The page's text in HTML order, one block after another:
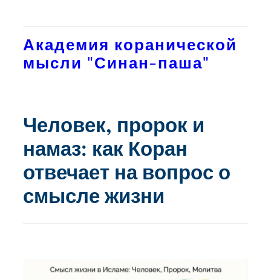
содержимому
Академия коранической
мысли "Синан-паша"
Человек, пророк и
намаз: как Коран
отвечает на вопрос о
смысле жизни